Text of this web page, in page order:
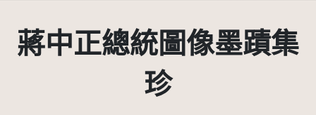
蔣中正總統圖像墨蹟集
珍